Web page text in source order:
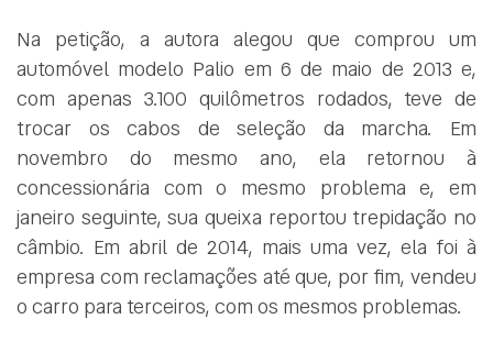
Na petição, a autora alegou que comprou um
automóvel modelo Palio em 6 de maio de 2013 e,
com apenas 3.100 quilômetros rodados, teve de
trocar os cabos de seleção da marcha. Em
novembro do mesmo ano, ela retornou à
concessionária com o mesmo problema e, em
janeiro seguinte, sua queixa reportou trepidação no
câmbio. Em abril de 2014, mais uma vez, ela foi à
empresa com reclamações até que, por fim, vendeu
o carro para terceiros, com os mesmos problemas.